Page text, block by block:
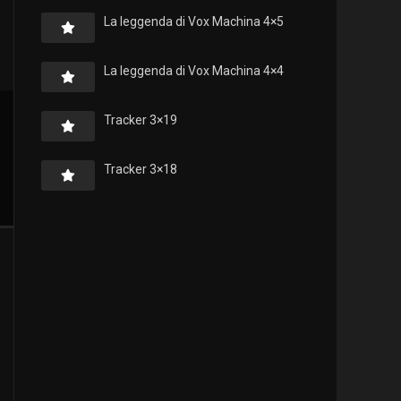
La leggenda di Vox Machina 4×5
La leggenda di Vox Machina 4×4
Tracker 3×19
Tracker 3×18